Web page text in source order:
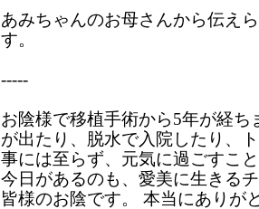
あみちゃんのお母さんから伝え
す。
-----
お陰様で移植手術から5年が経
が出たり、脱水で入院したり、
事には至らず、元気に過ごすこ
今日があるのも、愛美に生きる
皆様のお陰です。 本当にありが